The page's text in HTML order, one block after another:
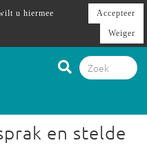
en stelde
u hiermee
Accepteer
Weiger